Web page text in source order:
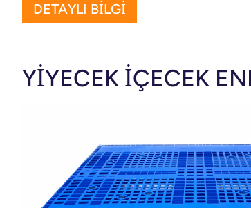
DETAYLI BİLGİ
YİYECEK İÇECEK